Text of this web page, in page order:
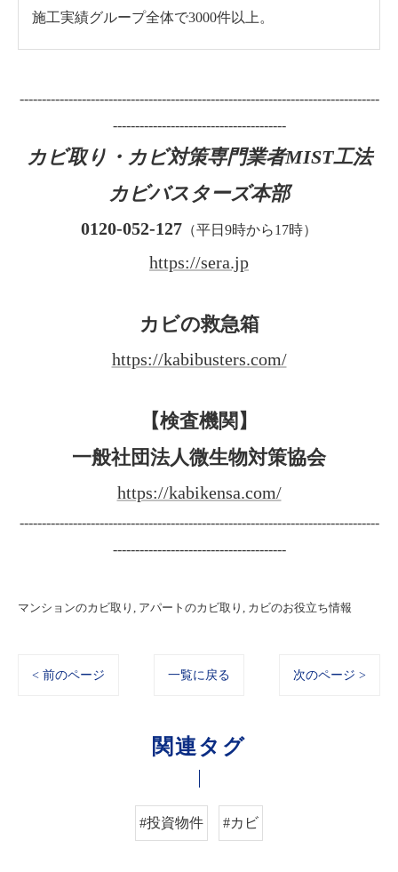
施工実績グループ全体で3000件以上。
---------------------------------------------------------------------------------
---------------------------------------
カビ取り・カビ対策専門業者MIST工法
カビバスターズ本部
0120-052-127 （平日9時から17時）
https://sera.jp
カビの救急箱
https://kabibusters.com/
【検査機関】
一般社団法人微生物対策協会
https://kabikensa.com/
---------------------------------------------------------------------------------
---------------------------------------
マンションのカビ取り アパートのカビ取り カビのお役立ち情報
< 前のページ 一覧に戻る 次のページ >
関連タグ
#投資物件 #カビ